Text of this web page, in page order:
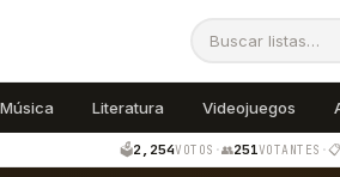
Música Literatura Videojuegos
🗳️2,254VOTOS ·👥251VOTANTES ·📋